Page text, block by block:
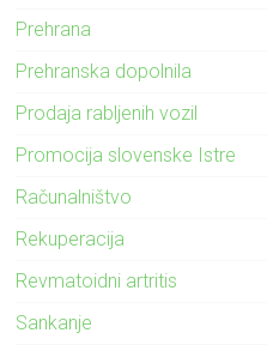
Prehrana
Prehranska dopolnila
Prodaja rabljenih vozil
Promocija slovenske Istre
Računalništvo
Rekuperacija
Revmatoidni artritis
Sankanje